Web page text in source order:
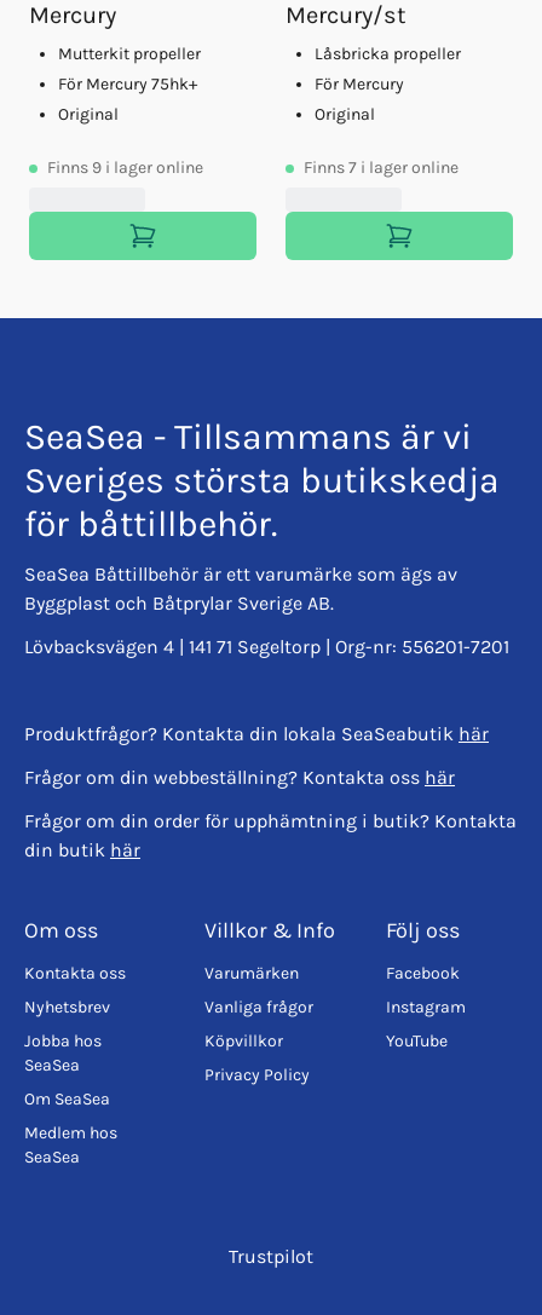
Mercury
Mutterkit propeller
För Mercury 75hk+
Original
Finns 9 i lager online
Mercury/st
Låsbricka propeller
För Mercury
Original
Finns7 i lager online
SeaSea - Tillsammans är vi
Sveriges största butikskedja
för båttillbehör.
SeaSea Båttillbehör är ett varumärke som ägs av
Byggplast och Båtprylar Sverige AB.
Lövbacksvägen 4 | 141 71 Segeltorp | Org-nr: 556201-7201
Produktfrågor? Kontakta din lokala SeaSeabutik här
Frågor om din webbeställning? Kontakta oss här
Frågor om din order för upphämtning i butik? Kontakta
din butik här
Om oss
Kontakta oss
Nyhetsbrev
Jobba hos
SeaSea
Om SeaSea
Medlem hos
SeaSea
Villkor & Info
Varumärken
Vanliga frågor
Köpvillkor
Privacy Policy
Följ oss
Facebook
Instagram
YouTube
Trustpilot